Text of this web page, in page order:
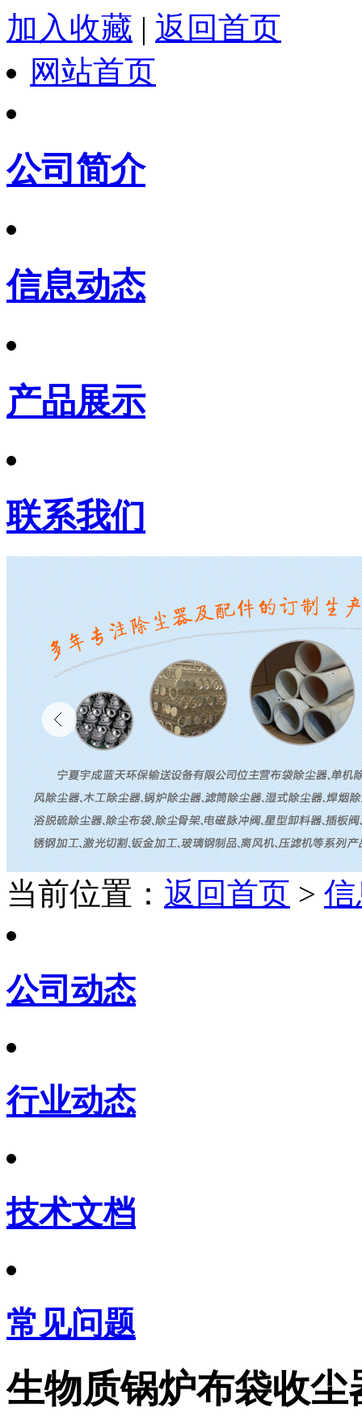
加入收藏 | 返回首页
网站首页
公司简介
信息动态
产品展示
联系我们
当前位置： 返回首页 >
公司动态
行业动态
技术文档
常见问题
生物质锅炉布袋收